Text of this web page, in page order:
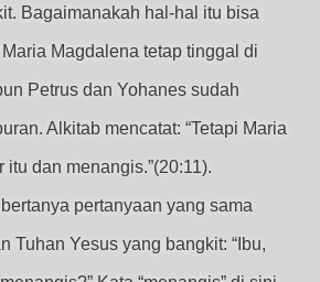
Bagaimanakah hal-hal itu bisa
Magdalena tetap tinggal di
Petrus dan Yohanes sudah
Alkitab mencatat: “Tetapi Maria
itu dan menangis.”(20:11).
pertanyaan yang sama
Tuhan Yesus yang bangkit: “Ibu,